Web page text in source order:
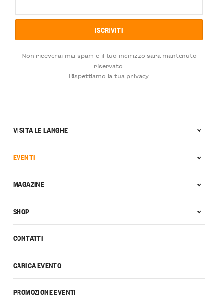
Non riceverai mai spam e il tuo indirizzo sarà mantenuto
riservato.
Rispettiamo la tua privacy.
CONTATTI
CARICA EVENTO
PROMOZIONE EVENTI
VISITA LE LANGHE
EVENTI
MAGAZINE
SHOP